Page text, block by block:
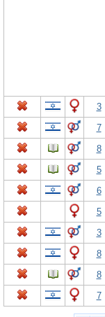
3
7
8
5
6
5
3
8
8
7